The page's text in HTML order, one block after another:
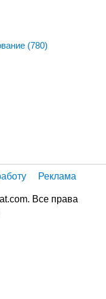
(780)
Реклама
Все права